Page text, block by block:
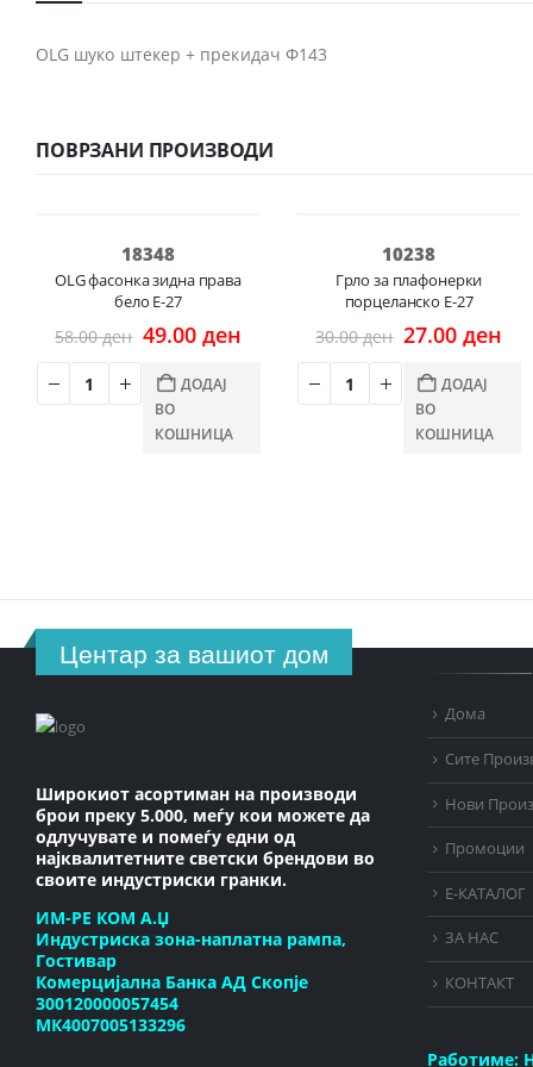
OLG шуко штекер + прекидач Ф143
ПОВРЗАНИ ПРОИЗВОДИ
18348
OLG фасонка зидна права
бело E-27
58.00ден Original
was:
58.00 ден.
49.00 денCurrent
49.00 ден.
ДОДАЈ
ВО
КОШНИЦА
10238
Грло за плафонерки
порцеланско E-27
30.00ден Original
was:
30.00 ден.
27.00 ден
ДОДАЈ
ВО
КОШНИЦА
Центар за вашиот дом
Широкиот асортиман на производи
брои преку 5.000, меѓу кои можете да
одлучувате и помеѓу едни од
најквалитетните светски брендови во
своите индустриски гранки.
ИМ-РЕ КОМ А.Џ
Индустриска зона-наплатна рампа,
Гостивар
Комерцијална Банка АД Скопје
300120000057454
МК4007005133296
Дома
Сите
Нови
Промоции
Е-КАТАЛОГ
ЗА НАС
КОНТАКТ
Работиме: